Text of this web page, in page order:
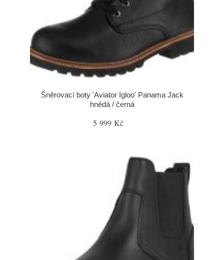
Šněrovací boty 'Aviator Igloo' Panama Jack
hnědá / černá
5 999 Kč